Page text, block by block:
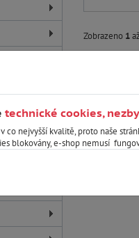
technické cookies,
co nejvyšší kvalitě, proto naše
blokovány, e-shop nemusí
Zobrazeno 1až